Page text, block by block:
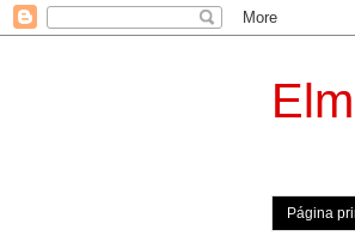
Página